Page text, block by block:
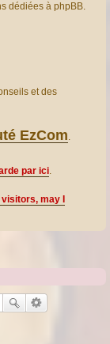
dédiées à phpBB.
et des
EzCom.
par ici.
may I